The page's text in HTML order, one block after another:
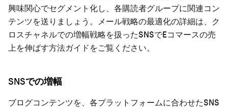
興味関心でセグメント化し、各購読者グループに関連コン
テンツを送りましょう。メール戦略の最適化の詳細は、ク
ロスチャネルでの増幅戦略を扱ったSNSでEコマースの売
上を伸ばす方法ガイドをご覧ください。
SNSでの増幅
ブログコンテンツを、各プラットフォームに合わせたSNS